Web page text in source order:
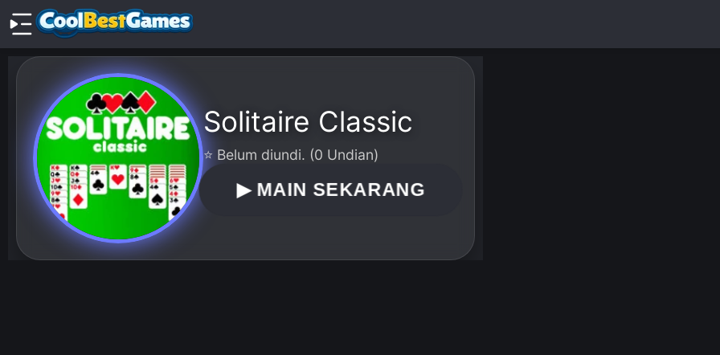
Solitaire Classic
⭐ Belum diundi. (0 Undian)
▶MAIN SEKARANG